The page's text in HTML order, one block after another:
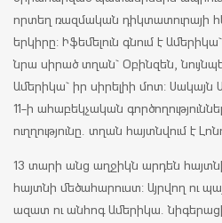
որտեղ ռազմական դիկտատուրայի
երկիրը: Իֆեմելուն գնում է
նրա սիրած տղան` Օբինզեն,
Ամերիկա` իր սիրելիի մոտ: Սակայն
11-ի ահաբեկչական
ուղղությունը. տղան հայտնվում է
13 տարի անց աղջիկն արդեն
հայտնի մեծահարուստ: Այրվող ու
ազատ ու անհոգ Ամերիկա.